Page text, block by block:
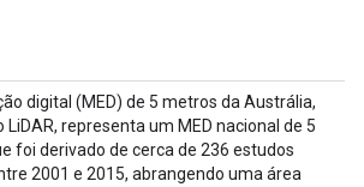
digital (MED) de 5 metros da Austrália,
representa um MED nacional de 5
foi derivado de cerca de 236 estudos
2001 e 2015, abrangendo uma área